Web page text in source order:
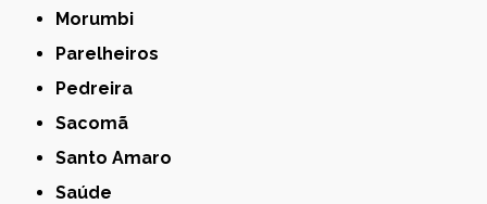
Morumbi
Parelheiros
Pedreira
Sacomã
Santo Amaro
Saúde